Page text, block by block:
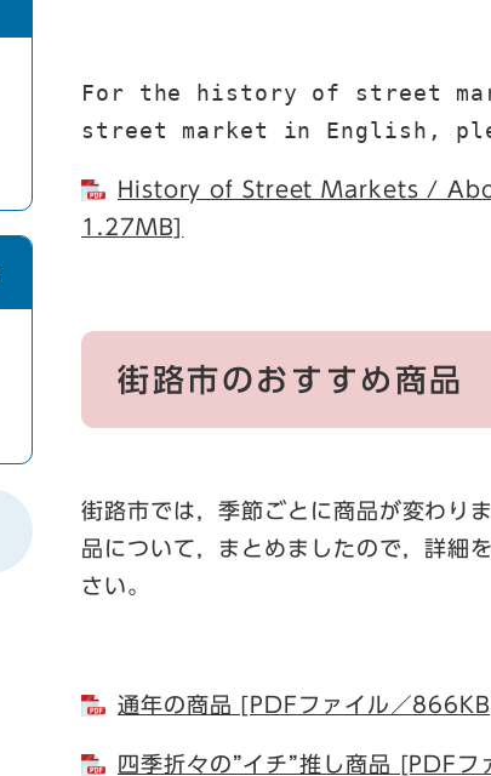
For the history of street
street market in English,
History of Street Markets /
1.27MB]
街路市のおすすめ商品
街路市では，季節ごとに商品が変わり
品について，まとめましたので，詳細
さい。
通年の商品 [PDFファイル／
四季折々の”イチ”推し商品 [PDF